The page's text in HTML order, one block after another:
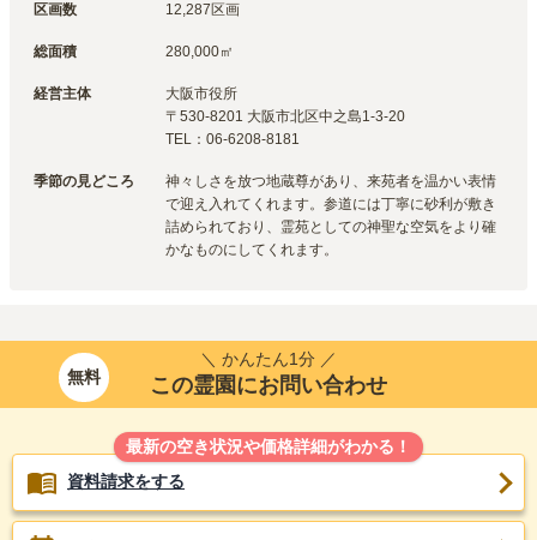
区画数 12,287区画
総面積 280,000㎡
経営主体 大阪市役所
〒 530-8201 大阪市北区中之島1-3-20
TEL： 06-6208-8181
季節の見どころ
神々しさを放つ地蔵尊があり、来苑者を温かい表情
で迎え入れてくれます。参道には丁寧に砂利が敷き
詰められており、霊苑としての神聖な空気をより確
かなものにしてくれます。
無料
＼ かんたん1分 ／
この霊園にお問い合わせ
最新の空き状況や価格詳細がわかる！
資料請求をする